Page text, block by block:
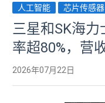
人工智能 芯片传感器
三星和SK海
率超80%，营
2026年07月22日